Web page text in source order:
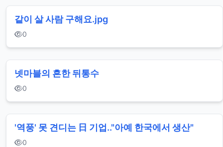
같이 살 사람 구해요.jpg
0
넷마블의 흔한 뒤통수
0
'역풍' 못 견디는 日 기업.."아예 한국에서 생산"
0